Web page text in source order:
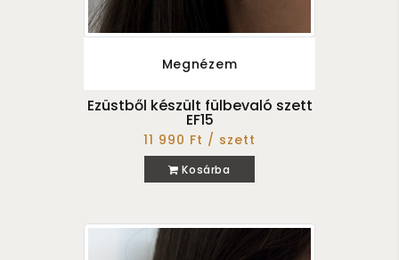
Megnézem
Ezüstből készült fülbevaló szett
EF15
11 990 Ft / szett
Kosárba